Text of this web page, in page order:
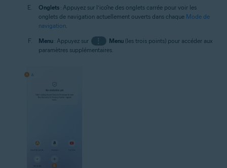
Onglets : Appuyez sur l’icône des onglets carrée pour voir les
onglets de navigation actuellement ouverts dans chaque Mode de
navigation.
Menu : Appuyez sur ⋮ Menu(les trois points) pour accéder aux
paramètres supplémentaires.